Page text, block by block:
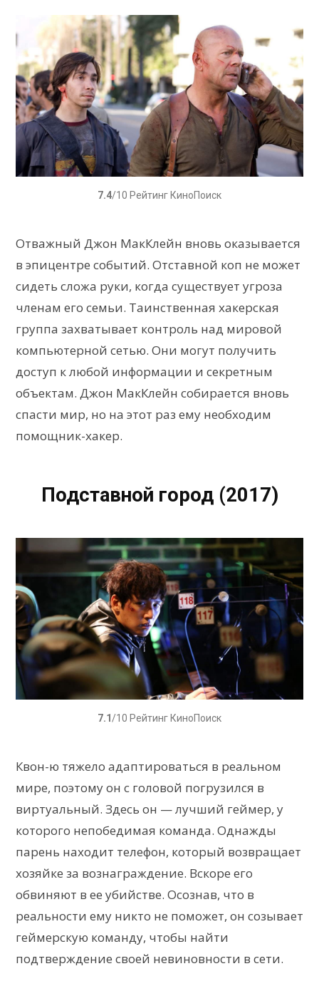
7.4/10 Рейтинг КиноПоиск
Отважный Джон МакКлейн вновь оказывается
в эпицентре событий. Отставной коп не может
сидеть сложа руки, когда существует угроза
членам его семьи. Таинственная хакерская
группа захватывает контроль над мировой
компьютерной сетью. Они могут получить
доступ к любой информации и секретным
объектам. Джон МакКлейн собирается вновь
спасти мир, но на этот раз ему необходим
помощник-хакер.
Подставной город (2017)
7.1 /10 Рейтинг КиноПоиск
Квон-ю тяжело адаптироваться в реальном
мире, поэтому он с головой погрузился в
виртуальный. Здесь он — лучший геймер, у
которого непобедимая команда. Однажды
парень находит телефон, который возвращает
хозяйке за вознаграждение. Вскоре его
обвиняют в ее убийстве. Осознав, что в
реальности ему никто не поможет, он созывает
геймерскую команду, чтобы найти
подтверждение своей невиновности в сети.